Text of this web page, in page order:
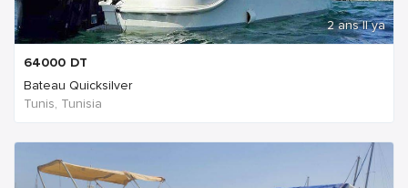
2 ans Il ya
64000 DT
Bateau Quicksilver
Tunis, Tunisia